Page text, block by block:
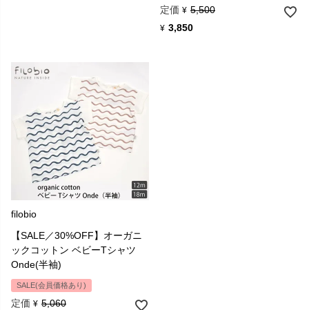
服の美しさと優雅さは、生活の中で非常に重要なものだと考えてい
ます。
赤ちゃんにフィットするよう設計され、自然素材を使い快適である
ことにFilobioの美しさがあるのです。
定価 ¥ 5,500
¥ 3,850
filobio
【SALE／30%OFF】オーガニ
ックコットン ベビーTシャツ
Onde(半袖)
SALE(会員価格あり)
定価 ¥ 5,060